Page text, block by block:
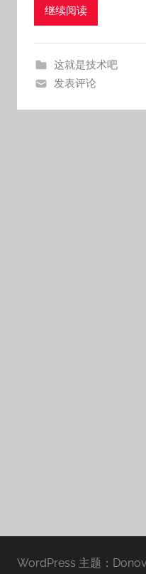
继续阅读
这就是技术吧
发表评论
WordPress 主题：